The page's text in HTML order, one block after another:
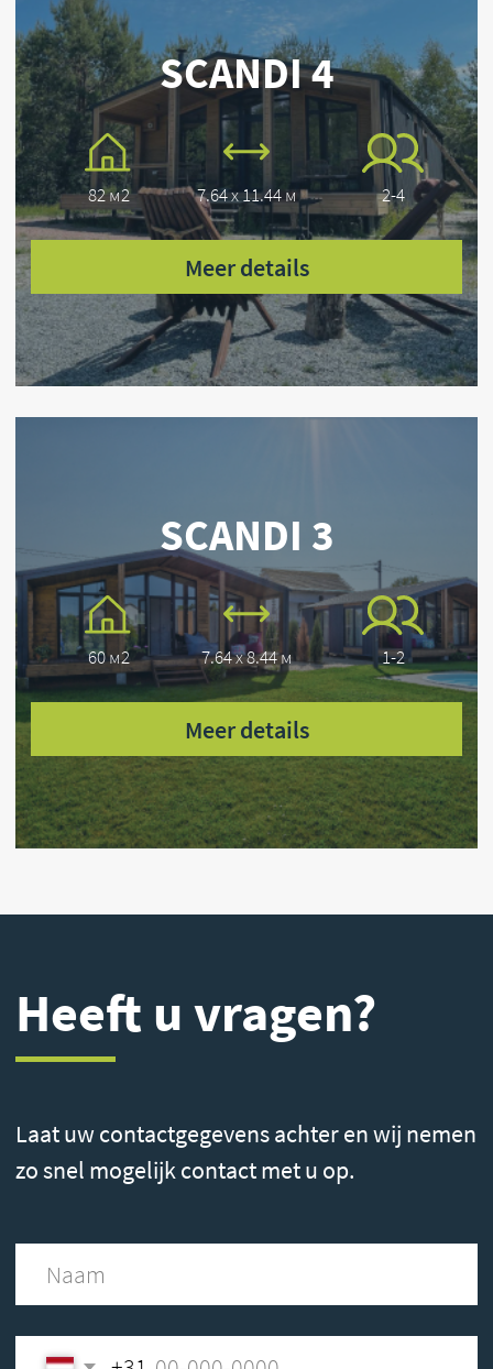
Vraag stellen
Bank – Volksbank Niedergrafschaft eG
Neuenhauser Str.15 49843 Uelsen
IBAN: DE49 2806 9926 1218 6538 01
BIC: GENO DE F1 HOO
SCANDI-Häuser — fertige Lösungen für Ihr
Traumhaus
COPYRIGHT © 2026 SCANDI
+49 594 56719600
info@scandi.de
SCANDI UG Zum Feriengebiet 1 49849
Wilsum Deutschland
Impressum
Franchise SCANDI
Melden Sie sich an
Besichtigung der SCANDI Häuser Nur
nach vorheriger Terminvereinbarung